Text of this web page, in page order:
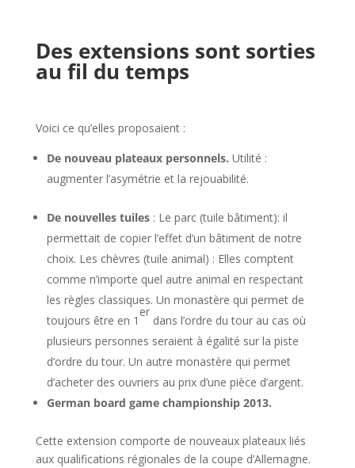
Des extensions sont sorties
au fil du temps
Voici ce qu’elles proposaient :
De nouveau plateaux personnels. Utilité :
augmenter l’asymétrie et la rejouabilité.
De nouvelles tuiles : Le parc (tuile bâtiment): il
permettait de copier l’effet d’un bâtiment de notre
choix. Les chèvres (tuile animal) : Elles comptent
comme n’importe quel autre animal en respectant
les règles classiques. Un monastère qui permet de
toujours être en 1
er
dans l’ordre du tour au cas où
plusieurs personnes seraient à égalité sur la piste
d’ordre du tour. Un autre monastère qui permet
d’acheter des ouvriers au prix d’une pièce d’argent.
German board game championship 2013.
Cette extension comporte de nouveaux plateaux liés
aux qualifications régionales de la coupe d’Allemagne.